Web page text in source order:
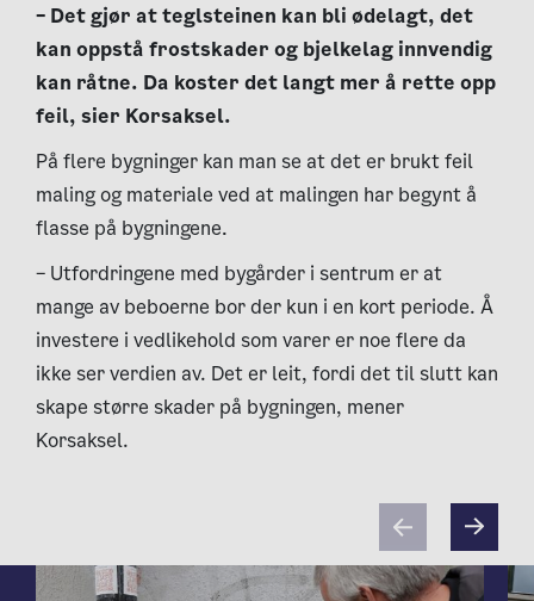
– Det gjør at teglsteinen kan bli ødelagt, det
kan oppstå frostskader og bjelkelag innvendig
kan råtne. Da koster det langt mer å rette opp
feil, sier Korsaksel.
På flere bygninger kan man se at det er brukt feil
maling og materiale ved at malingen har begynt å
flasse på bygningene.
– Utfordringene med bygårder i sentrum er at
mange av beboerne bor der kun i en kort periode. Å
investere i vedlikehold som varer er noe flere da
ikke ser verdien av. Det er leit, fordi det til slutt kan
skape større skader på bygningen, mener
Korsaksel.